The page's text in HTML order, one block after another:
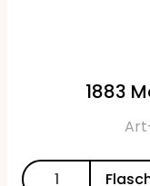
1883